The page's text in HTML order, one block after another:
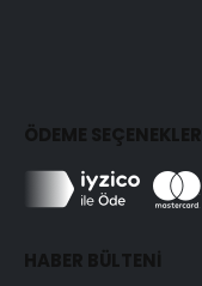
ÖDEME SEÇENEKLERİ
HABER BÜLTENİ